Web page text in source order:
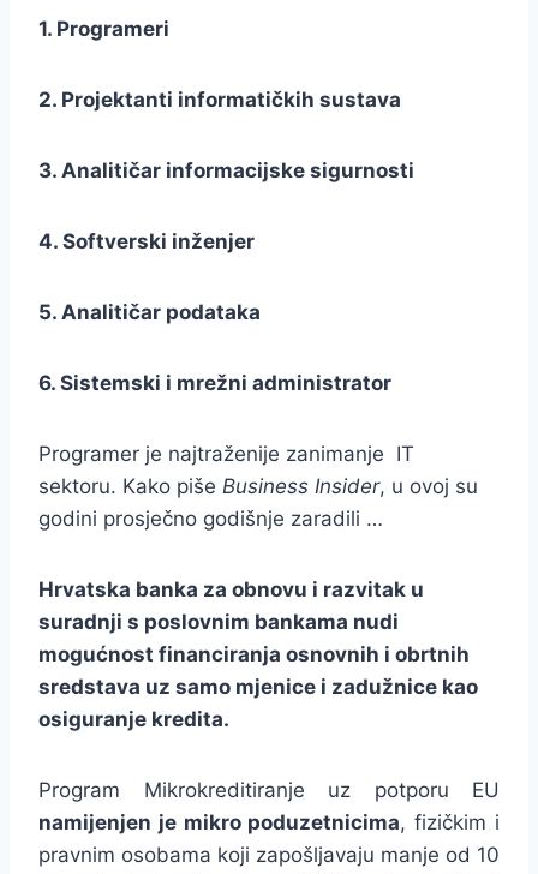
1. Programeri
2. Projektanti informatičkih sustava
3. Analitičar informacijske sigurnosti
4. Softverski inženjer
5. Analitičar podataka
6. Sistemski i mrežni administrator
Programer je najtraženije zanimanje IT
sektoru. Kako piše Business Insider, u ovoj su
godini prosječno godišnje zaradili …
Hrvatska banka za obnovu i razvitak u
suradnji s poslovnim bankama nudi
mogućnost financiranja osnovnih i obrtnih
sredstava uz samo mjenice i zadužnice kao
osiguranje kredita.
Program Mikrokreditiranje uz potporu EU
namijenjen je mikro poduzetnicima, fizičkim i
pravnim osobama koji zapošljavaju manje od 10